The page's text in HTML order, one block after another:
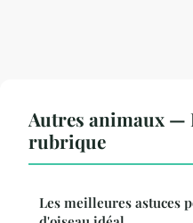
Autres animaux —
rubrique
Les meilleures astuces